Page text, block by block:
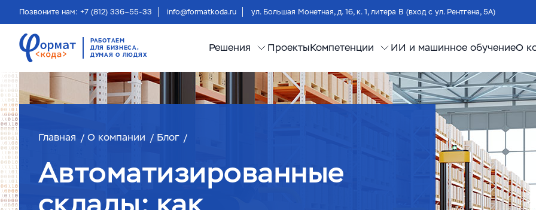
Позвоните нам: +7 (812) 336–55-33 info@formatkoda.ru ул. Большая Монетная, д. 16, к. 1, литера В (вход с ул. Рентгена, 5А)
РАБОТАЕМ
ДЛЯ БИЗНЕСА,
ДУМАЯ О ЛЮДЯХ
Решения ПроектыКомпетенции ИИ и машинное обучениеО
Главная О компании Блог
Автоматизированные